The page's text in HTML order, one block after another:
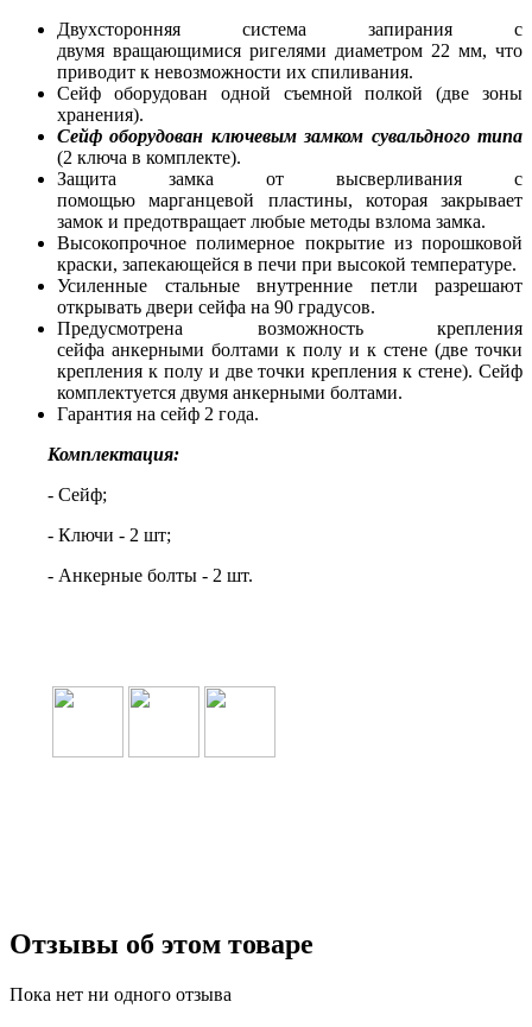
Двухсторонняя система запирания с
двумя вращающимися ригелями диаметром 22 мм, что
приводит к невозможности их спиливания.
Сейф оборудован одной съемной полкой (две зоны
хранения).
Сейф оборудован ключевым замком сувальдного типа
(2 ключа в комплекте).
Защита замка от высверливания с
помощью марганцевой пластины, которая закрывает
замок и предотвращает любые методы взлома замка.
Высокопрочное полимерное покрытие из порошковой
краски, запекающейся в печи при высокой температуре.
Усиленные стальные внутренние петли разрешают
открывать двери сейфа на 90 градусов.
Предусмотрена возможность крепления
сейфа анкерными болтами к полу и к стене (две точки
крепления к полу и две точки крепления к стене). Сейф
комплектуется двумя анкерными болтами.
Гарантия на сейф 2 года.
Комплектация:
- Сейф;
- Ключи - 2 шт;
- Анкерные болты - 2 шт.
Отзывы об этом товаре
Пока нет ни одного отзыва